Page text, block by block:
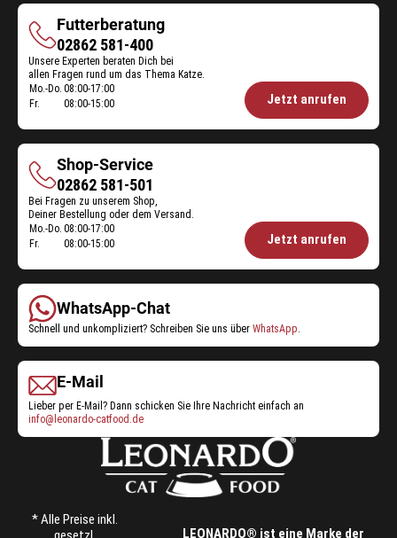
Futterberatung
Futterberatung
02862 581-400
Unsere Experten beraten Dich bei
allen Fragen rund um das Thema Katze.
Öffnungszeiten
Mo.-Do. 08:00-17:00
Fr.
08:00-15:00 Jetzt anrufen
Shop-Service
Shop-
Service
02862 581-501
Bei Fragen zu unserem Shop,
Deiner Bestellung oder dem Versand.
Öffnungszeiten
Mo.-Do. 08:00-17:00
Fr.
08:00-15:00 Jetzt anrufen
WhatsApp-Chat
Schnell und unkompliziert? Schreiben Sie uns über WhatsApp
E-Mail
Lieber per E-Mail? Dann schicken Sie Ihre Nachricht einfach an
info@leonardo-catfood.de
* Alle Preise inkl.
LEONARDO® ist eine Marke der